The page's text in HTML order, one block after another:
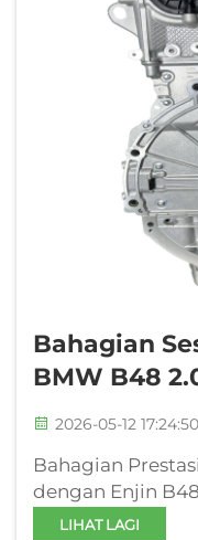
Bahagian
BMW B48
2026-05-12 17:24:50
Bahagian
dengan Enjin
Tinggi:
LIHAT LAGI